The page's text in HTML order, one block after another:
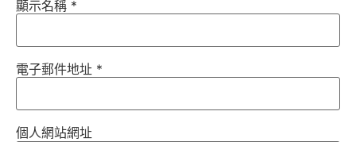
顯示名稱 *
電子郵件地址 *
個人網站網址